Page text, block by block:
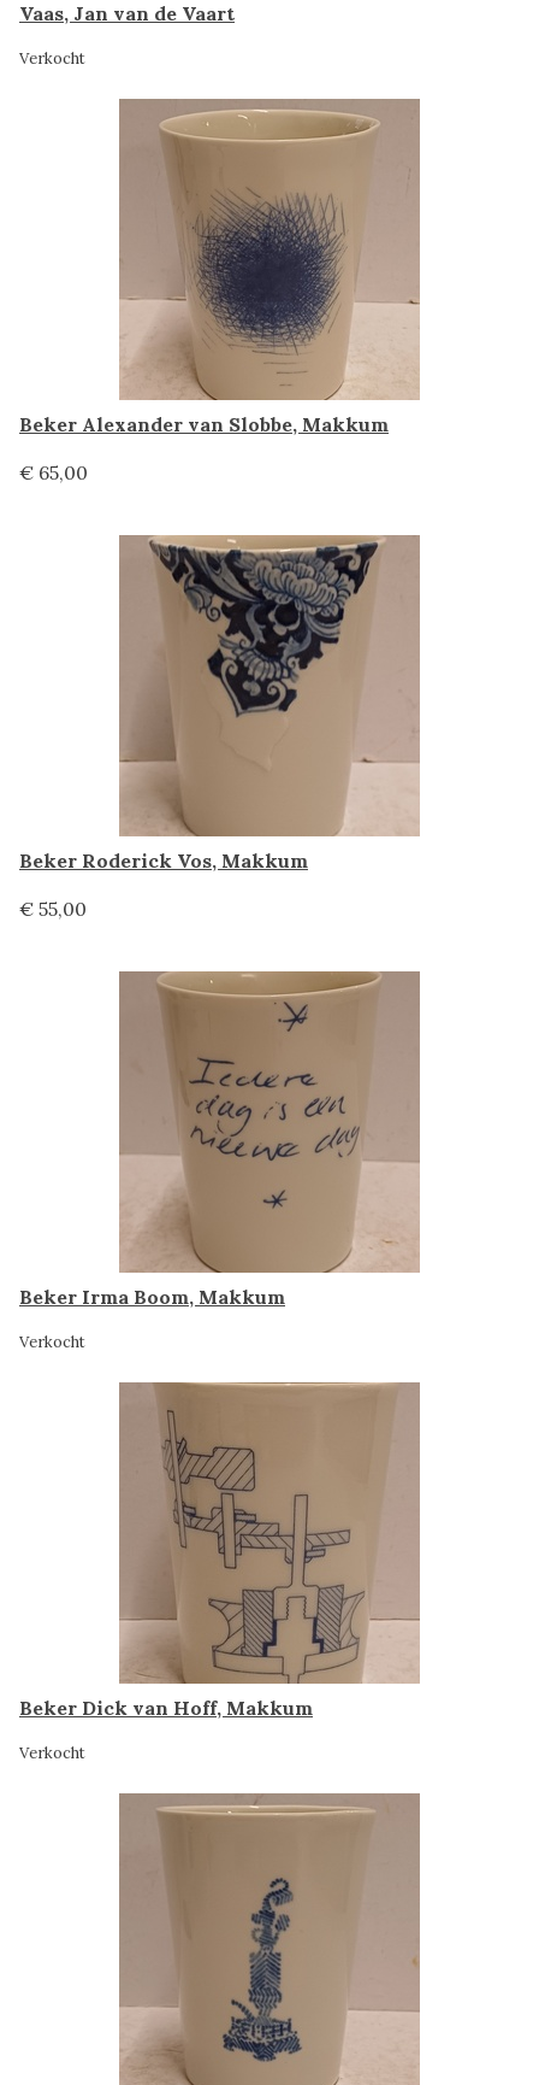
Vaas, Jan van de Vaart
Verkocht
Beker Alexander van Slobbe, Makkum
€ 65,00
Beker Roderick Vos, Makkum
€ 55,00
Beker Irma Boom, Makkum
Verkocht
Beker Dick van Hoff, Makkum
Verkocht